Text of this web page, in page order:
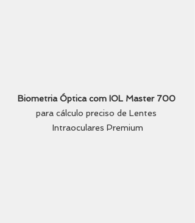
Biometria Óptica com IOL Master 700
para cálculo preciso de Lentes
Intraoculares Premium